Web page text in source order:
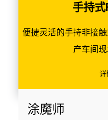
手持式
便捷灵活的手持非接
产车间
详
涂魔师